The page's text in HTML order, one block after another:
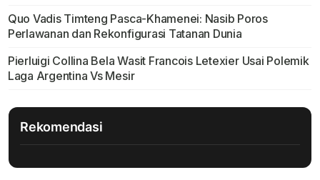
Quo Vadis Timteng Pasca-Khamenei: Nasib Poros
Perlawanan dan Rekonfigurasi Tatanan Dunia
Pierluigi Collina Bela Wasit Francois Letexier Usai Polemik
Laga Argentina Vs Mesir
Rekomendasi